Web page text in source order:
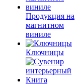
Продукция на
магнитном
виниле
Ключницы